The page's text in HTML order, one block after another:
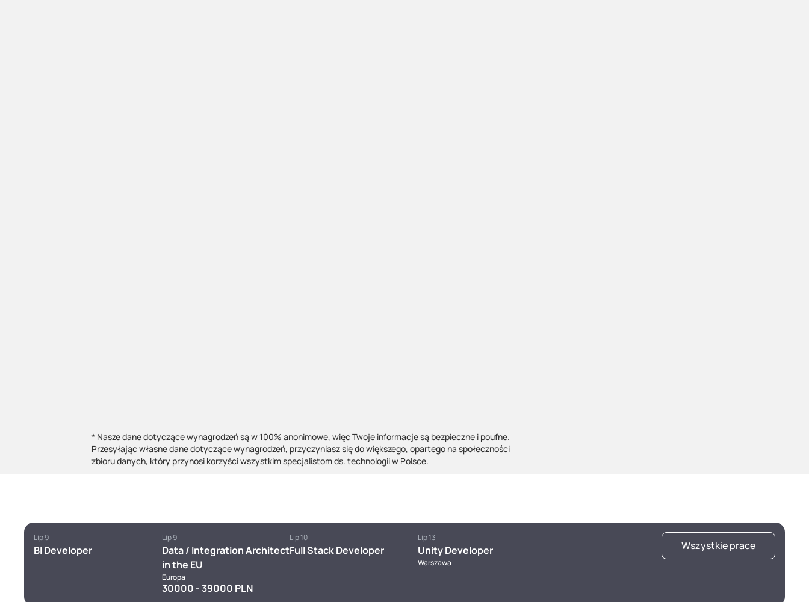
* Nasze dane dotyczące wynagrodzeń są w 100% anonimowe, więc Twoje informacje są bezpieczne i poufne.
Przesyłając własne dane dotyczące wynagrodzeń, przyczyniasz się do większego, opartego na społeczności
zbioru danych, który przynosi korzyści wszystkim specjalistom ds. technologii w Polsce.
Lip 9
BI Developer
Lip 9
Data / Integration Architect
in the EU
Europa
30000 - 39000 PLN
Lip 10
Full Stack Developer
Lip 13
Unity Developer
Warszawa
Wszystkie prace